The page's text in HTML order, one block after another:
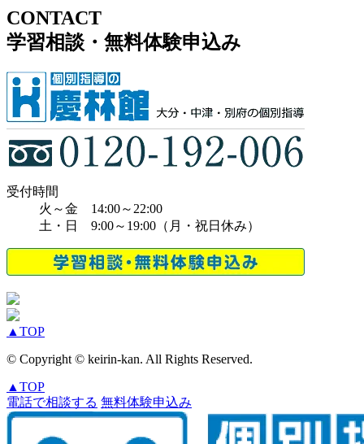
CONTACT
学習相談・無料体験申込み
受付時間
火～金 14:00～22:00
土・日 9:00～19:00（月・祝日休み）
▲ TOP
© Copyright © keirin-kan. All Rights Reserved.
▲ TOP
電話で相談する 無料体験申込み